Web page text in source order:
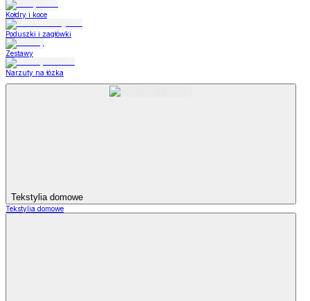
Kołdry i koce
Poduszki i zagłówki
Zestawy
Narzuty na łózka
Tekstylia domowe
Tekstylia domowe